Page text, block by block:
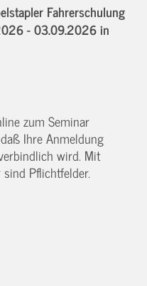
Fahrerschulung
- 03.09.2026in
zum Seminar
Ihre Anmeldung
wird. Mit
Pflichtfelder.